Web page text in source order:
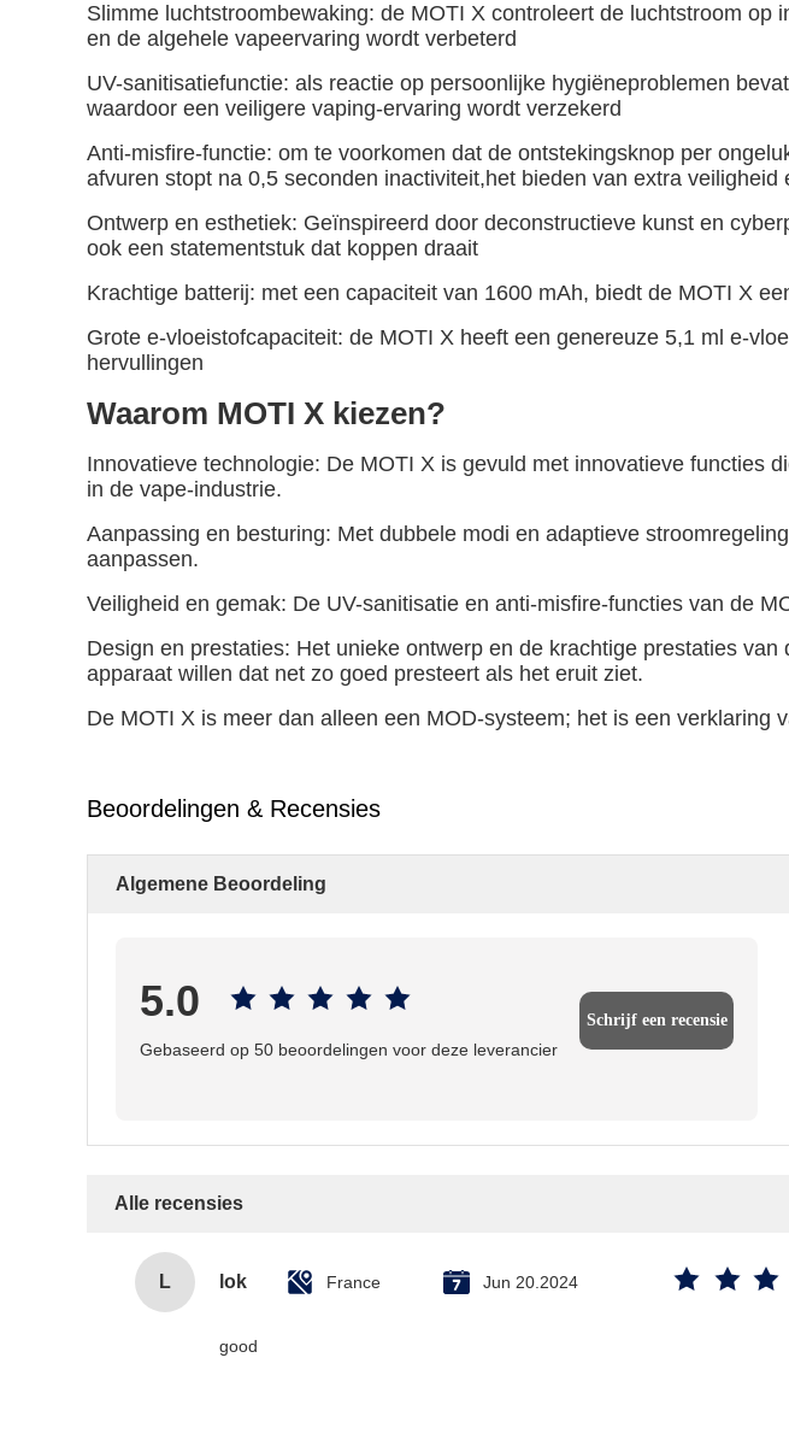
Slimme luchtstroombewaking: de MOTI X controleert de luchtstroom
en de algehele vapeervaring wordt verbeterd
UV-sanitisatiefunctie: als reactie op persoonlijke hygiëneproblemen
waardoor een veiligere vaping-ervaring wordt verzekerd
Anti-misfire-functie: om te voorkomen dat de ontstekingsknop per
afvuren stopt na 0,5 seconden inactiviteit,het bieden van extra
Ontwerp en esthetiek: Geïnspireerd door deconstructieve kunst en
ook een statementstuk dat koppen draait
Krachtige batterij: met een capaciteit van 1600 mAh, biedt de MOTI X
Grote e-vloeistofcapaciteit: de MOTI X heeft een genereuze 5,1 ml e-
hervullingen
Waarom MOTI X kiezen?
Innovatieve technologie: De MOTI X is gevuld met innovatieve functies
in de vape-industrie.
Aanpassing en besturing: Met dubbele modi en adaptieve
aanpassen.
Veiligheid en gemak: De UV-sanitisatie en anti-misfire-functies van de
Design en prestaties: Het unieke ontwerp en de krachtige prestaties
apparaat willen dat net zo goed presteert als het eruit ziet.
De MOTI X is meer dan alleen een MOD-systeem; het is een
Beoordelingen & Recensies
Algemene Beoordeling
5.0
Gebaseerd op 50 beoordelingen voor deze leverancier
Schrijf een recensie
Alle recensies
L lok France Jun 20.2024
good